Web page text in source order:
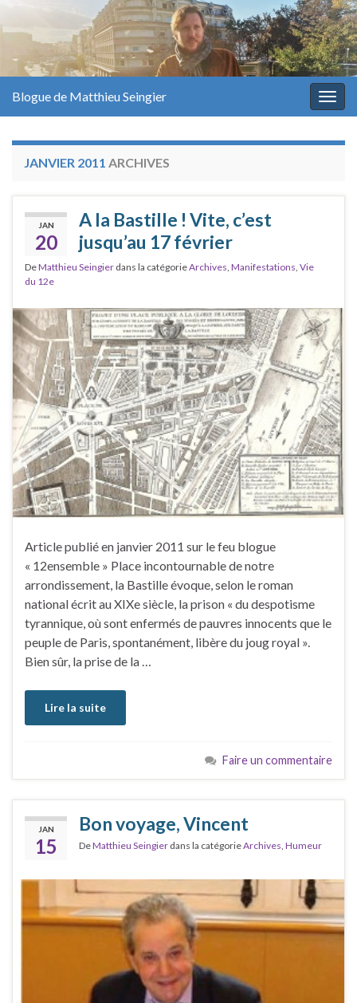
Blogue de Matthieu Seingier
JANVIER 2011 ARCHIVES
JAN
20
A la Bastille ! Vite, c’est
jusqu’au 17 février
DeMatthieu Seingier dans la catégorieArchives Manifestations Vie
du 12e
Article publié en janvier 2011 sur le feu blogue
« 12ensemble » Place incontournable de notre
arrondissement, la Bastille évoque, selon le roman
national écrit au XIXe siècle, la prison « du despotisme
tyrannique, où sont enfermés de pauvres innocents que le
peuple de Paris, spontanément, libère du joug royal ».
Bien sûr, la prise de la …
Lire la suite
Faire un commentaire
JAN
15
Bon voyage, Vincent
DeMatthieu Seingier dans la catégorieArchives, Humeur